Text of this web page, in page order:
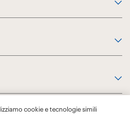
cookie e tecnologie simili